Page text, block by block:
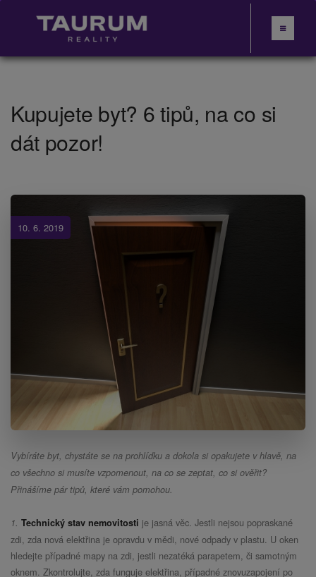
Kupujete byt? 6 tipů, na co si
dát pozor!
10. 6. 2019
Vybíráte byt, chystáte se na prohlídku a dokola si opakujete v hlavě, na
co všechno si musíte vzpomenout, na co se zeptat, co si ověřit?
Přinášíme pár tipů, které vám pomohou.
1. Technický stav nemovitosti je jasná věc. Jestli nejsou popraskané
zdi, zda nová elektřina je opravdu v mědi, nové odpady v plastu. U oken
hledejte případné mapy na zdi, jestli nezatéká parapetem, či samotným
oknem. Zkontrolujte, zda funguje elektřina, případné znovuzapojení po